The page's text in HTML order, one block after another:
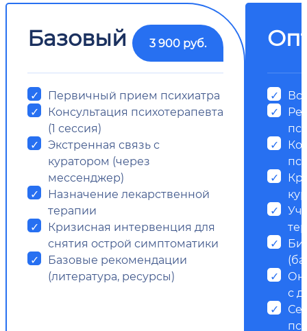
Базовый 3 900 руб.
Первичный прием психиатра
Консультация психотерапевта
(1 сессия)
Экстренная связь с
куратором (через
мессенджер)
Назначение лекарственной
терапии
Кризисная интервенция для
снятия острой симптоматики
Базовые рекомендации
(литература, ресурсы)
с